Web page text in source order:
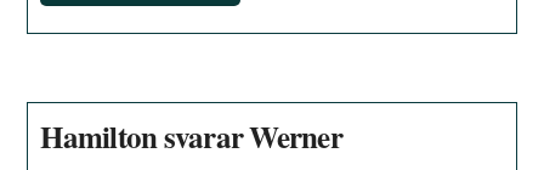
Hamilton svarar Werner